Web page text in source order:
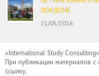
ЛОНДОНЕ
21/05/2016
«International Study
При публикации материалов с
ссылку.